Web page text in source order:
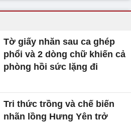
Tờ giấy nhăn sau ca ghép
phổi và 2 dòng chữ khiến cả
phòng hồi sức lặng đi
Tri thức trồng và chế biến
nhãn lồng Hưng Yên trở